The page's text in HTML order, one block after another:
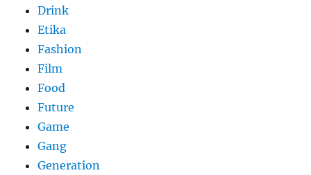
Drink
Etika
Fashion
Film
Food
Future
Game
Gang
Generation